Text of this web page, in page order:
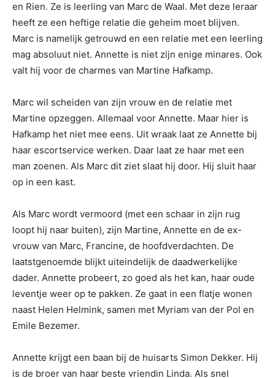
en Rien. Ze is leerling van Marc de Waal. Met deze leraar
heeft ze een heftige relatie die geheim moet blijven.
Marc is namelijk getrouwd en een relatie met een leerling
mag absoluut niet. Annette is niet zijn enige minares. Ook
valt hij voor de charmes van Martine Hafkamp.
Marc wil scheiden van zijn vrouw en de relatie met
Martine opzeggen. Allemaal voor Annette. Maar hier is
Hafkamp het niet mee eens. Uit wraak laat ze Annette bij
haar escortservice werken. Daar laat ze haar met een
man zoenen. Als Marc dit ziet slaat hij door. Hij sluit haar
op in een kast.
Als Marc wordt vermoord (met een schaar in zijn rug
loopt hij naar buiten), zijn Martine, Annette en de ex-
vrouw van Marc, Francine, de hoofdverdachten. De
laatstgenoemde blijkt uiteindelijk de daadwerkelijke
dader. Annette probeert, zo goed als het kan, haar oude
leventje weer op te pakken. Ze gaat in een flatje wonen
naast Helen Helmink, samen met Myriam van der Pol en
Emile Bezemer.
Annette krijgt een baan bij de huisarts Simon Dekker. Hij
is de broer van haar beste vriendin Linda. Als snel